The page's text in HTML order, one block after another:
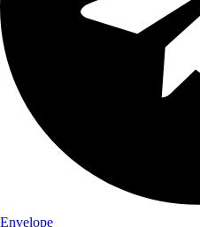
Envelope